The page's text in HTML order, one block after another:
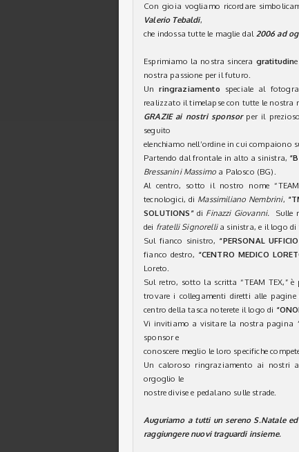
Con gioia vogliamo ricordare
Valerio Tebaldi,
che indossa tutte le maglie dal 2006 ad
Esprimiamo la nostra sincera gratitudin
nostra passione per il futuro.
Unringraziamento speciale al
realizzato il timelapse con tutte le nostra
GRAZIE ai nostri sponsorper il
seguito
elenchiamo nell’ordine in cui compaiono
Partendo dal frontale in alto a sinistra,
Bressanini Massimo a Palosco (BG).
Al centro, sotto il nostro nome
tecnologici, di Massimiliano Nembrini,
SOLUTIONS”di Finazzi Giovanni. Sulle
dei fratelli Signorellia sinistra, e il logo di
Sul fianco sinistro, “PERSONAL
fianco destro, “CENTRO MEDICO
Loreto.
Sul retro, sotto la scritta “TEAM TEX,”
trovare i collegamenti diretti alle
centro della tasca noterete il logo di
Vi invitiamo a visitare la nostra pagina
sponsor e
conoscere meglio le loro specifiche
Un caloroso ringraziamento ai nostri
orgoglio le
nostre divise e pedalano sulle strade.
Auguriamo a tutti un sereno S.Natale
raggiungere nuovitraguardi insieme.